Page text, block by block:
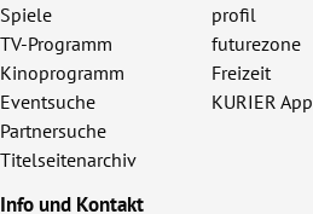
Spiele
TV-Programm
Kinoprogramm
Eventsuche
Partnersuche
Titelseitenarchiv
profil
futurezone
Freizeit
KURIER App
Info und Kontakt